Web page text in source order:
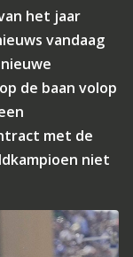
het jaar
vandaag
de baan volop
met de
niet